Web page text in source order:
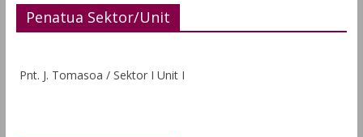
Penatua Sektor/Unit
Pnt. J. Tomasoa / Sektor I Unit I